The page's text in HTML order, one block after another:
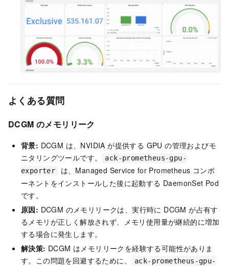
よくある質問
DCGM のメモリリーク
背景: DCGM は、NVIDIA が提供する GPU の管理およびモ
ニタリングツールです。
ack-prometheus-gpu-
exporter
は、Managed Service for Prometheus コンポ
ーネントをインストールした後に起動する DaemonSet Pod
です。
原因: DCGM のメモリリークは、実行時に DCGM が占有す
るメモリが正しく解放されず、メモリ使用量が継続的に増加
する場合に発生します。
解決策: DCGM はメモリリークを経験する可能性がありま
す。この問題を回避するために、
ack-prometheus-gpu-